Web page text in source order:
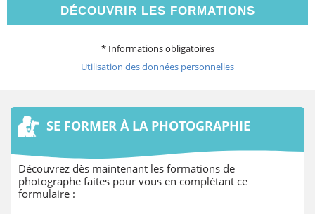
DÉCOUVRIR LES FORMATIONS
* Informations obligatoires
Utilisation des données personnelles
SE FORMER À LA PHOTOGRAPHIE
Découvrez dès maintenant les formations de
photographe faites pour vous en complétant ce
formulaire :